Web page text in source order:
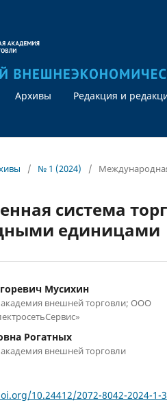
Архивы Редакция и
/ № 1 (2024) /
система
единицами
Мусихин
академия внешней торговли; ООО
Рогатных
академия внешней торговли
10.24412/2072-8042-2024-1-